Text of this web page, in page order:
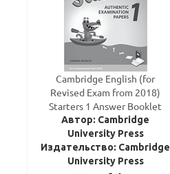
Cambridge English (for
Revised Exam from 2018)
Starters 1 Answer Booklet
Автор: Cambridge
University Press
Издательство: Cambridge
University Press